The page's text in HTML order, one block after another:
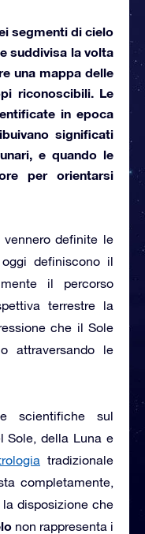
segmenti di cielo
suddivisa la volta
una mappa delle
riconoscibili. Le
in epoca
significati
, e quando le
per orientarsi
definite le
definiscono il
il percorso
terrestre la
che il Sole
attraversando le
scientifiche sul
Sole, della Luna e
tradizionale
completamente,
disposizione che
non rappresenta i